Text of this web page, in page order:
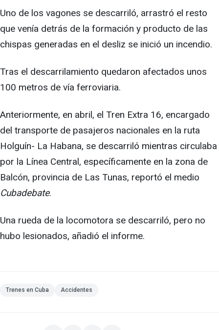
Uno de los vagones se descarriló, arrastró el resto
que venía detrás de la formación y producto de las
chispas generadas en el desliz se inició un incendio.
Tras el descarrilamiento quedaron afectados unos
100 metros de vía ferroviaria.
Anteriormente, en abril, el Tren Extra 16, encargado
del transporte de pasajeros nacionales en la ruta
Holguín- La Habana, se descarriló mientras circulaba
por la Línea Central, específicamente en la zona de
Balcón, provincia de Las Tunas, reportó el medio
Cubadebate.
Una rueda de la locomotora se descarriló, pero no
hubo lesionados, añadió el informe.
Trenes en Cuba Accidentes